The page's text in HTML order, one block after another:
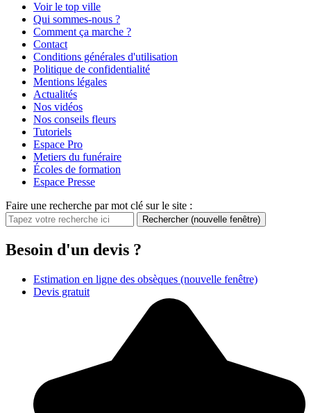
Voir le top ville
Qui sommes-nous ?
Comment ça marche ?
Contact
Conditions générales d'utilisation
Politique de confidentialité
Mentions légales
Actualités
Nos vidéos
Nos conseils fleurs
Tutoriels
Espace Pro
Metiers du funéraire
Écoles de formation
Espace Presse
Faire une recherche par mot clé sur le site :
Rechercher (nouvelle fenêtre)
Besoin d'un devis ?
Estimation en ligne des obsèques (nouvelle fenêtre)
Devis gratuit